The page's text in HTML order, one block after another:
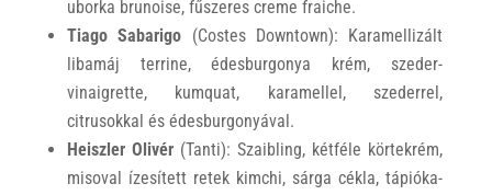
uborka brunoise, fűszeres creme fraiche.
Tiago Sabarigo (Costes Downtown): Karamellizált
libamáj terrine, édesburgonya krém, szeder-
vinaigrette, kumquat, karamellel, szederrel,
citrusokkal és édesburgonyával.
Heiszler Olivér(Tanti): Szaibling, kétféle körtekrém,
misoval ízesített retek kimchi, sárga cékla, tápióka-